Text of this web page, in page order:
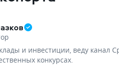
Не нужно по 10
вклад. Мне
банком
и отдельно
и инвестиции, веду канал
конкурсах.